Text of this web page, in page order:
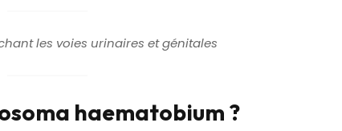
les voies urinaires et génitales
haematobium ?